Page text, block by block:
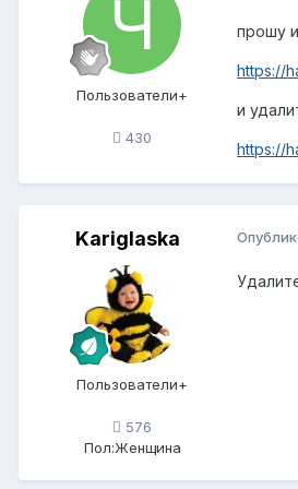
Пользователи+
430
прошу
https://
и
https://
Kariglaska
Пользователи+
576
Пол:Женщина